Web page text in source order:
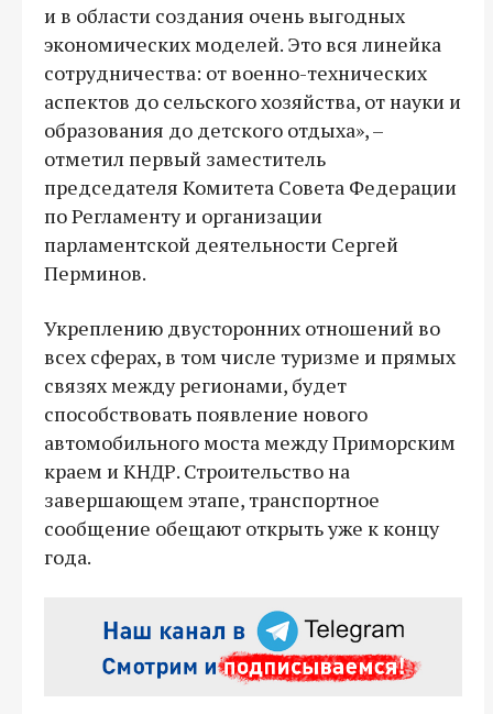
и в области создания очень выгодных
экономических моделей. Это вся линейка
сотрудничества: от военно-технических
аспектов до сельского хозяйства, от науки и
образования до детского отдыха», –
отметил первый заместитель
председателя Комитета Совета Федерации
по Регламенту и организации
парламентской деятельности Сергей
Перминов.
Укреплению двусторонних отношений во
всех сферах, в том числе туризме и прямых
связях между регионами, будет
способствовать появление нового
автомобильного моста между Приморским
краем и КНДР. Строительство на
завершающем этапе, транспортное
сообщение обещают открыть уже к концу
года.